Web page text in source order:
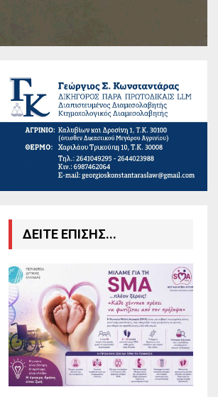
ΔΕΙΤΕ ΕΠΙΣΗΣ...